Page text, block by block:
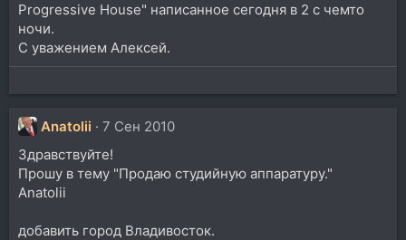
Progressive House" написанное сегодня в 2 с чемто
ночи.
С уважением Алексей.
Anatolii
7 Сен 2010
Здравствуйте!
Прошу в тему "Продаю студийную аппаратуру."
Anatolii
добавить город Владивосток.